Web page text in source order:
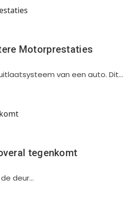
Motorprestaties
van een auto. Dit…
tegenkomt
deur…